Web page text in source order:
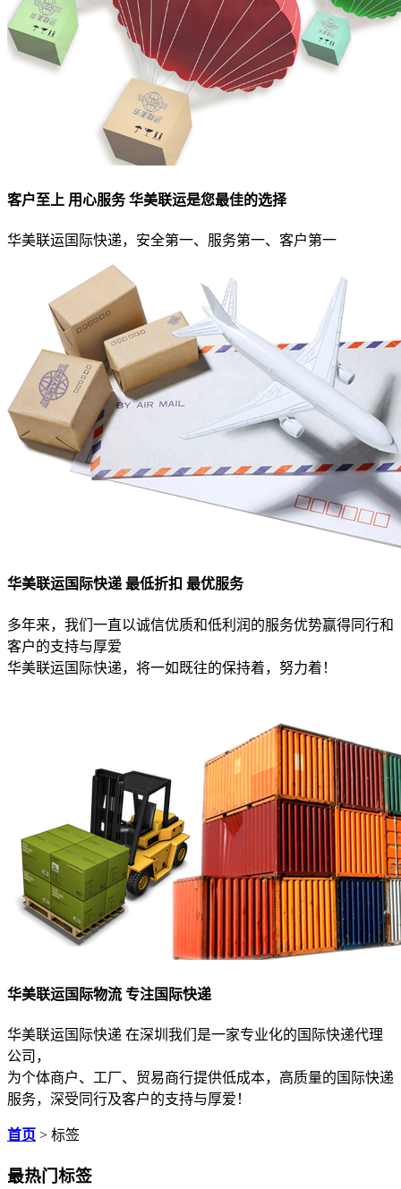
客户至上 用心服务 华美联运是您最佳的选择
华美联运国际快递，安全第一、服务第一、客户第一
华美联运国际快递 最低折扣 最优服务
多年来，我们一直以诚信优质和低利润的服务优势赢得同行和
客户的支持与厚爱
华美联运国际快递，将一如既往的保持着，努力着！
华美联运国际物流 专注国际快递
华美联运国际快递 在深圳我们是一家专业化的国际快递代理
公司，
为个体商户、工厂、贸易商行提供低成本，高质量的国际快递
服务，深受同行及客户的支持与厚爱！
首页 > 标签
最热门标签